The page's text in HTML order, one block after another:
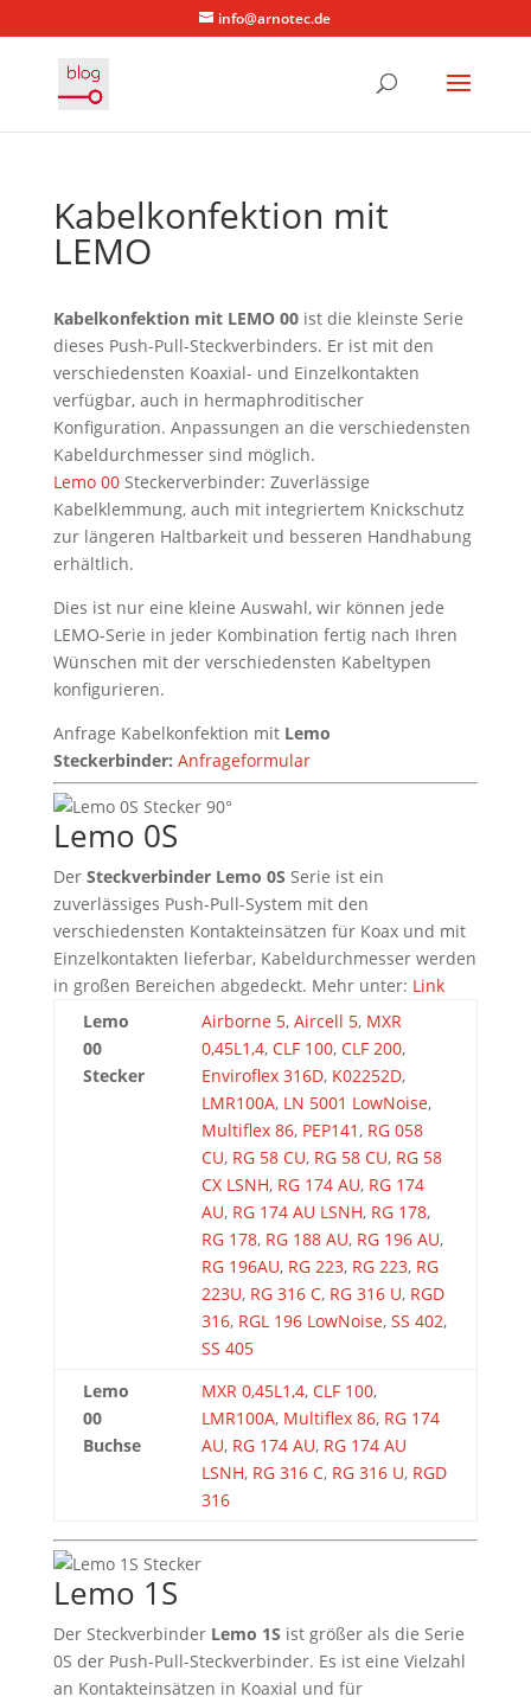
info@arnotec.de
Kabelkonfektion mit
LEMO
Kabelkonfektion mit LEMO 00ist die kleinste Serie
dieses Push-Pull-Steckverbinders. Er ist mit den
verschiedensten Koaxial- und Einzelkontakten
verfügbar, auch in hermaphroditischer
Konfiguration. Anpassungen an die verschiedensten
Kabeldurchmesser sind möglich.
Lemo 00Steckerverbinder: Zuverlässige
Kabelklemmung, auch mit integriertem Knickschutz
zur längeren Haltbarkeit und besseren Handhabung
erhältlich.
Dies ist nur eine kleine Auswahl, wir können jede
LEMO-Serie in jeder Kombination fertig nach Ihren
Wünschen mit der verschiedensten Kabeltypen
konfigurieren.
Anfrage Kabelkonfektion mit Lemo
Steckerbinder: Anfrageformular
Lemo 0S
Der Steckverbinder Lemo 0S Serie ist ein
zuverlässiges Push-Pull-System mit den
verschiedensten Kontakteinsätzen für Koax und mit
Einzelkontakten lieferbar, Kabeldurchmesser werden
in großen Bereichen abgedeckt. Mehr unter: Link
Lemo
00
Stecker
Airborne 5,Aircell 5,MXR
0,45L1,4,CLF 100,CLF 200,
Enviroflex 316D,K02252D,
LMR100A,LN 5001 LowNoise,
Multiflex 86,PEP141,RG 058
CU,RG 58 CU,RG 58 CU,RG 58
CX LSNH,RG 174 AU,RG 174
AU,RG 174 AU LSNH,RG 178,
RG 178,RG 188 AU,RG 196 AU,
RG 196AU,RG 223,RG 223,RG
223U,RG 316 C,RG 316 U,RGD
316,RGL 196 LowNoise,SS 402,
SS 405
Lemo
00
Buchse
MXR 0,45L1,4,CLF 100,
LMR100A,Multiflex 86,RG 174
AU,RG 174 AU,RG 174 AU
LSNH,RG 316 C,RG 316 U,RGD
316
Lemo 1S
Der Steckverbinder Lemo 1S ist größer als die Serie
0S der Push-Pull-Steckverbinder. Es ist eine Vielzahl
an Kontakteinsätzen in Koaxial und für